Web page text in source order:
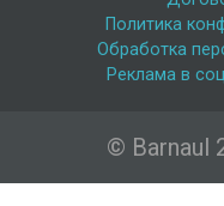
Политика
Обработка
Реклама в
© Barnaul